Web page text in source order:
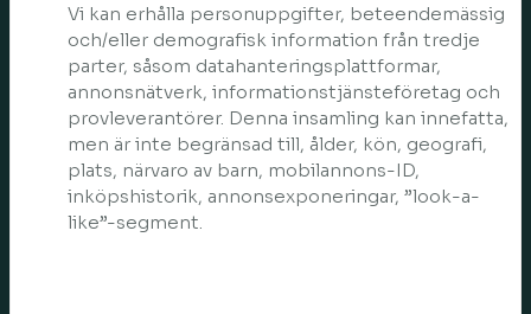
Vi kan erhålla personuppgifter, beteendemässig
och/eller demografisk information från tredje
parter, såsom datahanteringsplattformar,
annonsnätverk, informationstjänsteföretag och
provleverantörer. Denna insamling kan innefatta,
men är inte begränsad till, ålder, kön, geografi,
plats, närvaro av barn, mobilannons-ID,
inköpshistorik, annonsexponeringar, ”look-a-
like”-segment.